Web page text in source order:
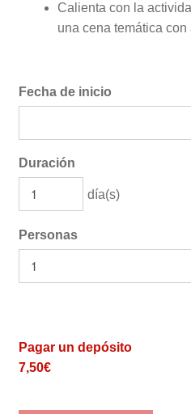
Calienta con la
una cena temática
Fecha de inicio
Duración
día(s)
Personas
Pagar un depósito
7,50€